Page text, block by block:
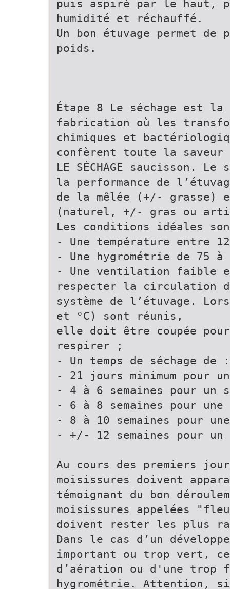
puis aspiré par le haut,
humidité et réchauffé.
Un bon étuvage permet de
poids.
Étape 8 Le séchage est
fabrication où les
chimiques et
confèrent toute la saveur
LE SÉCHAGE saucisson.
la performance de
de la mêlée (+/- grasse)
(naturel, +/- gras ou
Les conditions idéales
- Une température entre
- Une hygrométrie de 75 à
- Une ventilation faible
respecter la circulation
système de l’étuvage.
et °C) sont réunis,
elle doit être coupée
respirer ;
- Un temps de séchage de :
- 21 jours minimum pour
- 4 à 6 semaines pour un
- 6 à 8 semaines pour
- 8 à 10 semaines pour
- +/- 12 semaines pour un
Au cours des premiers
moisissures doivent
témoignant du bon
moisissures appelées
doivent rester les plus
Dans le cas d’un
important ou trop vert,
d’aération ou d'une trop
hygrométrie. Attention,